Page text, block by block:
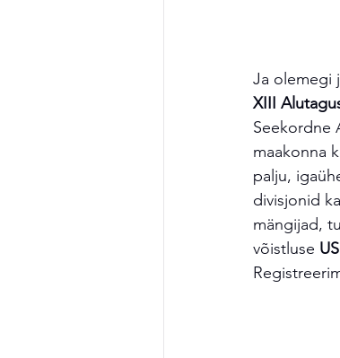
Ja olemegi
XIII
Seekordne
maakonna
palju,
divisjonid
mängijad,
võistluse